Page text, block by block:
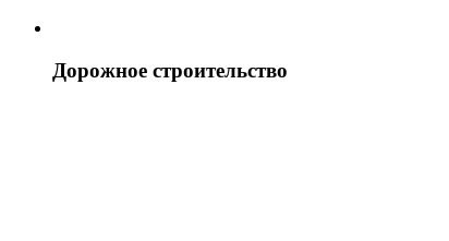
Дорожное строительство